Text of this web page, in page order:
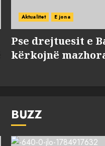
Aktualitet E jona
Pse drejtuesit e
kërkojnë
BUZZ